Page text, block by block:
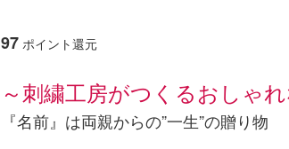
97 ポイント還元
～刺繍工房がつくるおしゃ
『名前』は両親からの”一生”の贈り物